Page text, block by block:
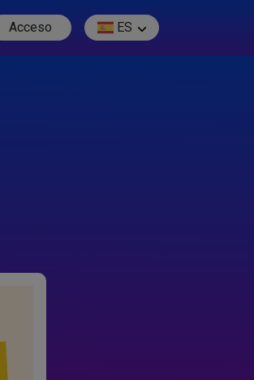
Acceso ES